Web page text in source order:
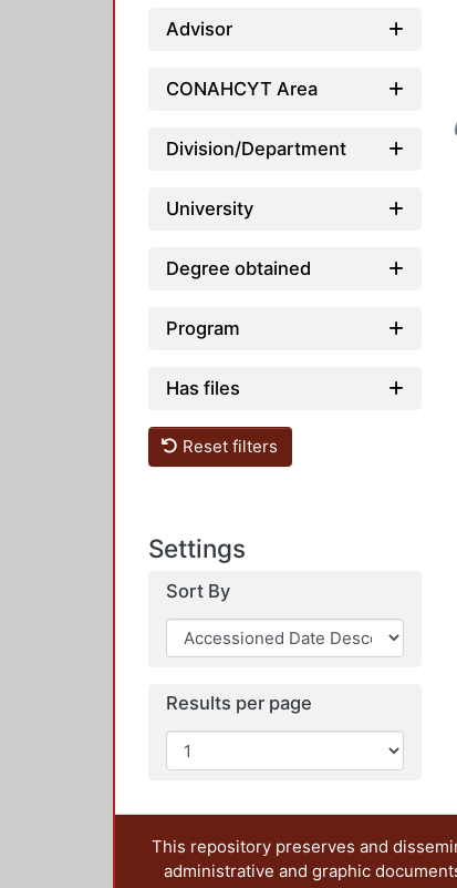
Advisor
CONAHCYT Area
Division/Department
University
Degree obtained
Program
Has files
Reset filters
Settings
Sort By
Results per page
This repository preserves and
administrative and graphic